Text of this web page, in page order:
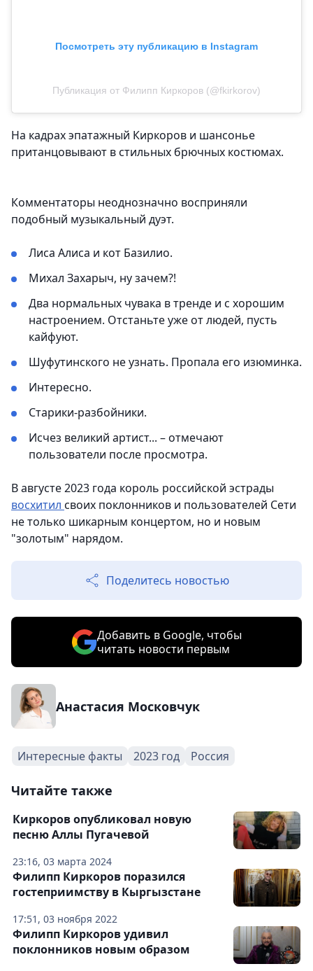
Посмотреть эту публикацию в Instagram
Публикация от Филипп Киркоров (@fkirkorov)
На кадрах эпатажный Киркоров и шансонье
пританцовывают в стильных брючных костюмах.
Комментаторы неоднозначно восприняли
подобный музыкальный дуэт.
Лиса Алиса и кот Базилио.
Михал Захарыч, ну зачем?!
Два нормальных чувака в тренде и с хорошим
настроением. Отстаньте уже от людей, пусть
кайфуют.
Шуфутинского не узнать. Пропала его изюминка.
Интересно.
Старики-разбойники.
Исчез великий артист... – отмечают
пользователи после просмотра.
В августе 2023 года король российской эстрады
восхитил своих поклонников и пользователей Сети
не только шикарным концертом, но и новым
"золотым" нарядом.
Поделитесь новостью
Добавить в Google, чтобы
читать новости первым
Анастасия Московчук
Интересные факты 2023 год Россия
Читайте также
23:16, 03 марта 2024
Киркоров опубликовал новую
песню Аллы Пугачевой
17:51, 03 ноября 2022
Филипп Киркоров поразился
гостеприимству в Кыргызстане
Филипп Киркоров удивил
поклонников новым образом